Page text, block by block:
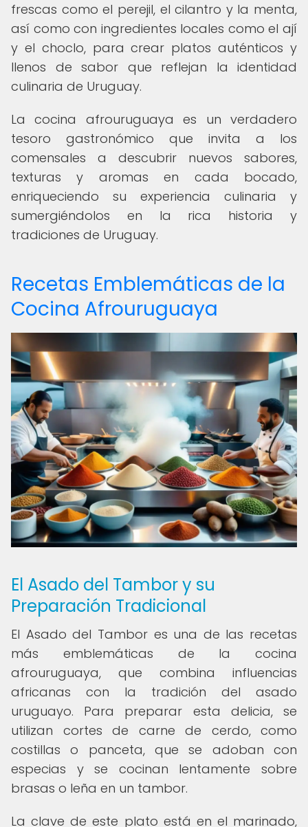
frescas como el perejil, el cilantro y la menta,
así como con ingredientes locales como el ají
y el choclo, para crear platos auténticos y
llenos de sabor que reflejan la identidad
culinaria de Uruguay.
La cocina afrouruguaya es un verdadero
tesoro gastronómico que invita a los
comensales a descubrir nuevos sabores,
texturas y aromas en cada bocado,
enriqueciendo su experiencia culinaria y
sumergiéndolos en la rica historia y
tradiciones de Uruguay.
Recetas Emblemáticas de la
Cocina Afrouruguaya
El Asado del Tambor y su
Preparación Tradicional
El Asado del Tambor es una de las recetas
más emblemáticas de la cocina
afrouruguaya, que combina influencias
africanas con la tradición del asado
uruguayo. Para preparar esta delicia, se
utilizan cortes de carne de cerdo, como
costillas o panceta, que se adoban con
especias y se cocinan lentamente sobre
brasas o leña en un tambor.
La clave de este plato está en el marinado,